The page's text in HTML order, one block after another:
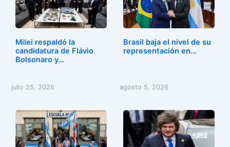
Milei respaldó la
candidatura de Flávio
Bolsonaro y…
julio 25, 2026
Brasil baja el nivel de su
representación en…
agosto 5, 2026